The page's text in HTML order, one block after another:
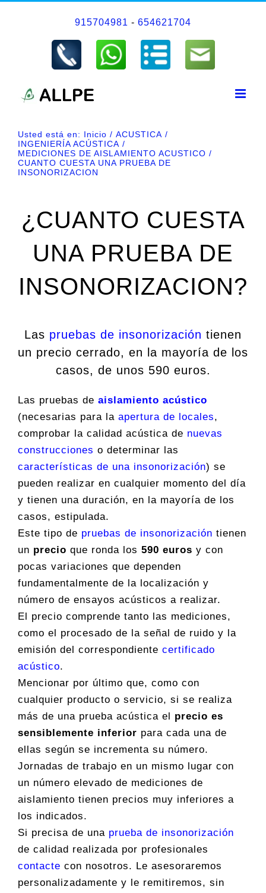
915704981 - 654621704
Usted está en: Inicio
ACUSTICA
INGENIERÍA ACÚSTICA
MEDICIONES DE AISLAMIENTO ACUSTICO
CUANTO CUESTA UNA PRUEBA DE
INSONORIZACION
¿CUANTO CUESTA
UNA PRUEBA DE
INSONORIZACION?
Las pruebas de insonorización tienen
un precio cerrado, en la mayoría de los
casos, de unos 590 euros.
Las pruebas de aislamiento acústico
(necesarias para la apertura de locales,
comprobar la calidad acústica de nuevas
construcciones o determinar las
características de una insonorización) se
pueden realizar en cualquier momento del día
y tienen una duración, en la mayoría de los
casos, estipulada.
Este tipo de pruebas de insonorización tienen
un precio que ronda los 590 euros y con
pocas variaciones que dependen
fundamentalmente de la localización y
número de ensayos acústicos a realizar.
El precio comprende tanto las mediciones,
como el procesado de la señal de ruido y la
emisión del correspondiente certificado
acústico.
Mencionar por último que, como con
cualquier producto o servicio, si se realiza
más de una prueba acústica el precio es
sensiblemente inferior para cada una de
ellas según se incrementa su número.
Jornadas de trabajo en un mismo lugar con
un número elevado de mediciones de
aislamiento tienen precios muy inferiores a
los indicados.
Si precisa de una prueba de insonorización
de calidad realizada por profesionales
contacte con nosotros. Le asesoraremos
personalizadamente y le remitiremos, sin